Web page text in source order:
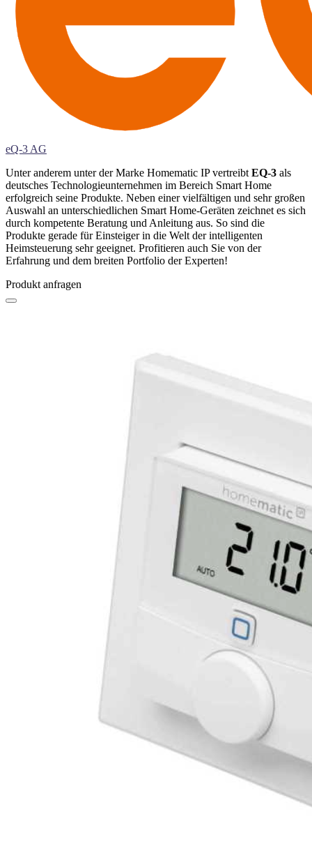
eQ-3 AG
Unter anderem unter der Marke Homematic IP vertreibt EQ-3 als
deutsches Technologieunternehmen im Bereich Smart Home
erfolgreich seine Produkte. Neben einer vielfältigen und sehr großen
Auswahl an unterschiedlichen Smart Home-Geräten zeichnet es sich
durch kompetente Beratung und Anleitung aus. So sind die
Produkte gerade für Einsteiger in die Welt der intelligenten
Heimsteuerung sehr geeignet. Profitieren auch Sie von der
Erfahrung und dem breiten Portfolio der Experten!
Produkt anfragen